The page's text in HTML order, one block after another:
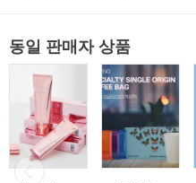
동일 판매자 상품